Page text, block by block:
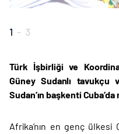
1 - 3
Türk İşbirliği ve
Güney Sudanlı tavukçu
Sudan’ın başkenti
Afrika’nın en genç ülkesi